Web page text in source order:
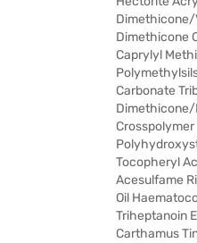
Dimethicone/
Dimethicone
Caprylyl
Carbonate
Dimethicone/
Tocopheryl
Acesulfame
Oil
Triheptanoin
Carthamus